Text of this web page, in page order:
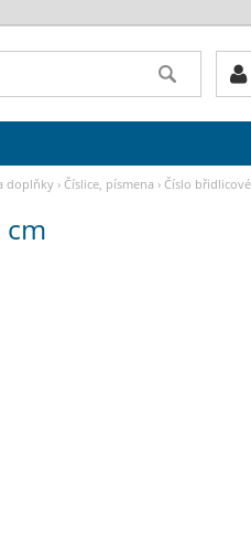
doplňky› Číslice, písmena › Číslo
cm